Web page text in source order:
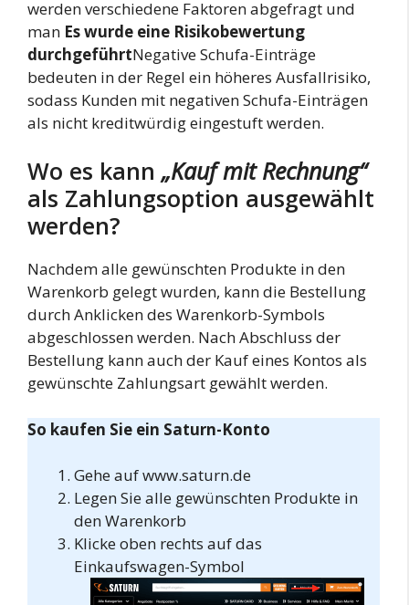
werden verschiedene Faktoren abgefragt und
man Es wurde eine Risikobewertung
durchgeführtNegative Schufa-Einträge
bedeuten in der Regel ein höheres Ausfallrisiko,
sodass Kunden mit negativen Schufa-Einträgen
als nicht kreditwürdig eingestuft werden.
Wo es kann „Kauf mit Rechnung“
als Zahlungsoption ausgewählt
werden?
Nachdem alle gewünschten Produkte in den
Warenkorb gelegt wurden, kann die Bestellung
durch Anklicken des Warenkorb-Symbols
abgeschlossen werden. Nach Abschluss der
Bestellung kann auch der Kauf eines Kontos als
gewünschte Zahlungsart gewählt werden.
So kaufen Sie ein Saturn-Konto
Gehe auf www.saturn.de
Legen Sie alle gewünschten Produkte in
den Warenkorb
Klicke oben rechts auf das
Einkaufswagen-Symbol